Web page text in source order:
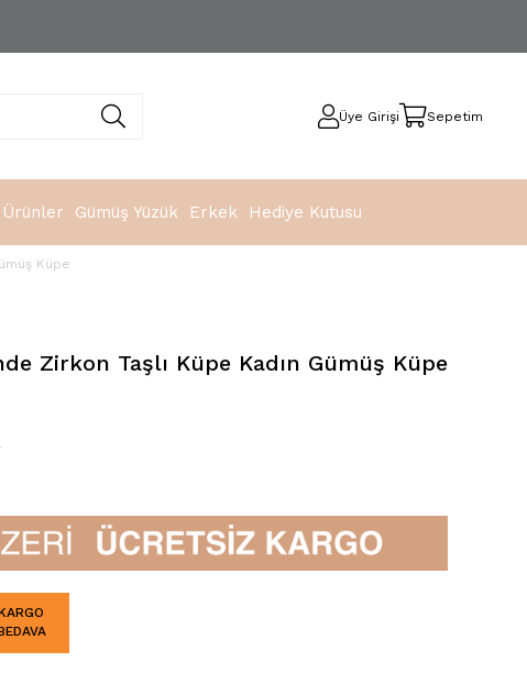
Üye Girişi Sepetim
Ürünler Gümüş Yüzük Erkek Hediye Kutusu
Küpe
Zirkon Taşlı Küpe Kadın Gümüş Küpe